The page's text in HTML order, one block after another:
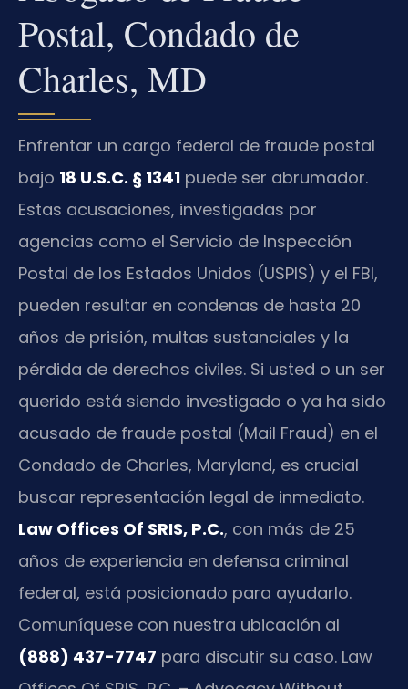
Postal, Condado de
Charles, MD
Enfrentar un cargo federal de fraude postal
bajo 18 U.S.C. § 1341 puede ser abrumador.
Estas acusaciones, investigadas por
agencias como el Servicio de Inspección
Postal de los Estados Unidos (USPIS) y el FBI,
pueden resultar en condenas de hasta 20
años de prisión, multas sustanciales y la
pérdida de derechos civiles. Si usted o un ser
querido está siendo investigado o ya ha sido
acusado de fraude postal (Mail Fraud) en el
Condado de Charles, Maryland, es crucial
buscar representación legal de inmediato.
Law Offices Of SRIS, P.C., con más de 25
años de experiencia en defensa criminal
federal, está posicionado para ayudarlo.
Comuníquese con nuestra ubicación al
(888) 437-7747 para discutir su caso. Law